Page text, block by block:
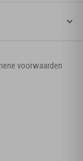
voorwaarden